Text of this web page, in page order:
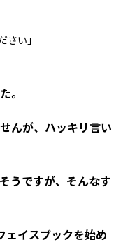
い」
。
んが、ハッキリ言い
うですが、そんなす
ェイスブックを始め